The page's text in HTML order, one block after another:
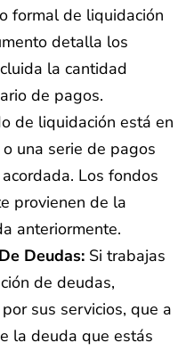
formal de liquidación
detalla los
la cantidad
de pagos.
de liquidación está en
una serie de pagos
Los fondos
provienen de la
anteriormente.
Deudas: Si trabajas
de deudas,
sus servicios, que a
la deuda que estás